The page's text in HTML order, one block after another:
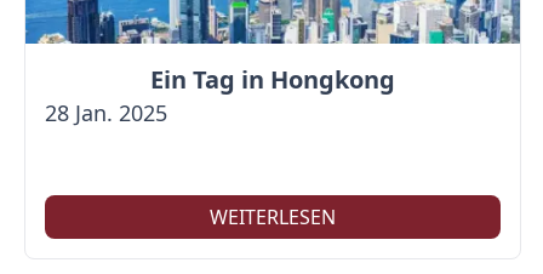
Ein Tag in Hongkong
28 Jan. 2025
WEITERLESEN